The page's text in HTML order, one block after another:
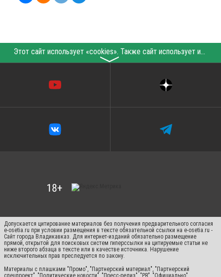
Этот сайт использует «cookies». Также сайт использует интернет-сервис для сбора технических данных касательно посетителей с целью получения маркетинговой и статистической информации. Условия обработки данных посетителей сайта см.
〉
Допускается цитирование материалов без получения предварительного согласия
e-osetia.ru при условии размещения в тексте обязательной ссылки на e-osetia.ru -
Сайт города Владикавказ. Для интернет-изданий обязательно размещение
прямой, открытой для поисковых систем гиперссылки на цитируемые статьи не
ниже второго абзаца в тексте или в качестве источника. Нарушение
исключительных прав преследуется по закону.
Материалы с плашками "Промо", "Партнерский материал", "Партнерский